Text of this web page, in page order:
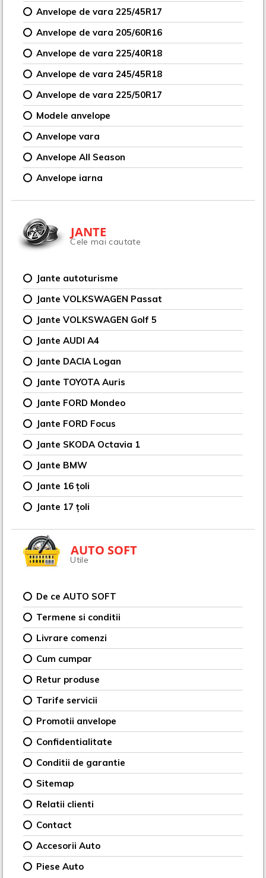
Anvelope de vara 225/45R17
Anvelope de vara 205/60R16
Anvelope de vara 225/40R18
Anvelope de vara 245/45R18
Anvelope de vara 225/50R17
Modele anvelope
Anvelope vara
Anvelope All Season
Anvelope iarna
JANTE
Cele mai cautate
Jante autoturisme
Jante VOLKSWAGEN Passat
Jante VOLKSWAGEN Golf 5
Jante AUDI A4
Jante DACIA Logan
Jante TOYOTA Auris
Jante FORD Mondeo
Jante FORD Focus
Jante SKODA Octavia 1
Jante BMW
Jante 16 țoli
Jante 17 țoli
AUTO SOFT
Utile
De ce AUTO SOFT
Termene si conditii
Livrare comenzi
Cum cumpar
Retur produse
Tarife servicii
Promotii anvelope
Confidentialitate
Conditii de garantie
Sitemap
Relatii clienti
Contact
Accesorii Auto
Piese Auto